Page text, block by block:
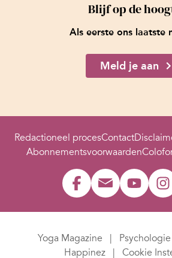
Blijf op de
Als eerste ons laatste
Meld je aan
Redactioneel procesContact
Abonnementsvoorwaarden
Yoga Magazine
Happinez
Cookie